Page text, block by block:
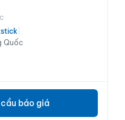
Quốc
báo giá